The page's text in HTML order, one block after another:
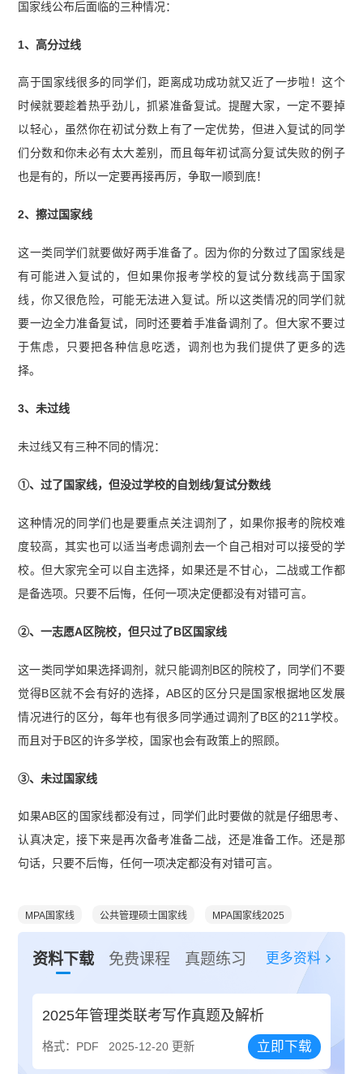
国家线公布后面临的三种情况：
1、高分过线
高于国家线很多的同学们，距离成功成功就又近了一步啦！这个
时候就要趁着热乎劲儿，抓紧准备复试。提醒大家，一定不要掉
以轻心，虽然你在初试分数上有了一定优势，但进入复试的同学
们分数和你未必有太大差别，而且每年初试高分复试失败的例子
也是有的，所以一定要再接再厉，争取一顺到底！
2、擦过国家线
这一类同学们就要做好两手准备了。因为你的分数过了国家线是
有可能进入复试的，但如果你报考学校的复试分数线高于国家
线，你又很危险，可能无法进入复试。所以这类情况的同学们就
要一边全力准备复试，同时还要着手准备调剂了。但大家不要过
于焦虑，只要把各种信息吃透，调剂也为我们提供了更多的选
择。
3、未过线
未过线又有三种不同的情况：
①、过了国家线，但没过学校的自划线/复试分数线
这种情况的同学们也是要重点关注调剂了，如果你报考的院校难
度较高，其实也可以适当考虑调剂去一个自己相对可以接受的学
校。但大家完全可以自主选择，如果还是不甘心，二战或工作都
是备选项。只要不后悔，任何一项决定便都没有对错可言。
②、一志愿A区院校，但只过了B区国家线
这一类同学如果选择调剂，就只能调剂B区的院校了，同学们不要
觉得B区就不会有好的选择，AB区的区分只是国家根据地区发展
情况进行的区分，每年也有很多同学通过调剂了B区的211学校。
而且对于B区的许多学校，国家也会有政策上的照顾。
③、未过国家线
如果AB区的国家线都没有过，同学们此时要做的就是仔细思考、
认真决定，接下来是再次备考准备二战，还是准备工作。还是那
句话，只要不后悔，任何一项决定都没有对错可言。
MPA国家线 公共管理硕士国家线 MPA国家线2025
资料下载 免费课程 真题练习 更多资料
2025年管理类联考写作真题及解析
格式：PDF 2025-12-20 更新 立即下载